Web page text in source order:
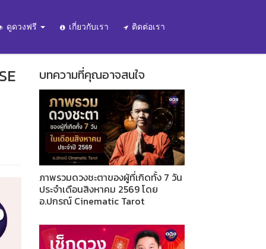
ดูดวงฟรี เกี่ยวกับเรา ติดต่อเรา
บทความที่คุณอาจสนใจ
ภาพรวมดวงชะตาของผู้ที่เกิดทั้ง 7 วัน
ประจำเดือนสิงหาคม 2569 โดย
อ.ปกรณ์ Cinematic Tarot